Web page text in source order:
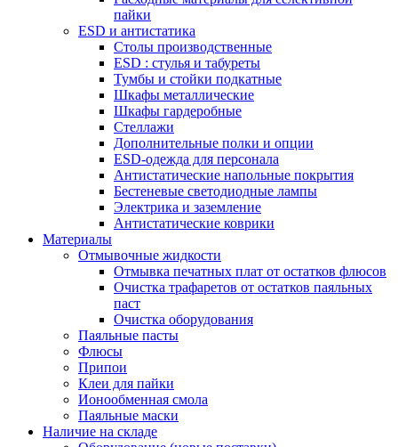
пайки
ESD и антистатика
Столы производственные
ESD : cтулья и табуреты
Тумбы и стойки подкатные
Шкафы металлические
Шкафы гардеробные
Стеллажи
Дополнительные полки и опции
ESD-одежда для персонала
Антистатические напольные покрытия
Бестеневые светодиодные лампы
Электрика и заземление
Антистатические коврики
Материалы
Отмывочные жидкости
Отмывка печатных плат от остатков флюсов
Очистка трафаретов от остатков паяльных
паст
Очистка оборудования
Паяльные пасты
Флюсы
Припои
Клеи для пайки
Ионообменная смола
Паяльные маски
Наличие на складе